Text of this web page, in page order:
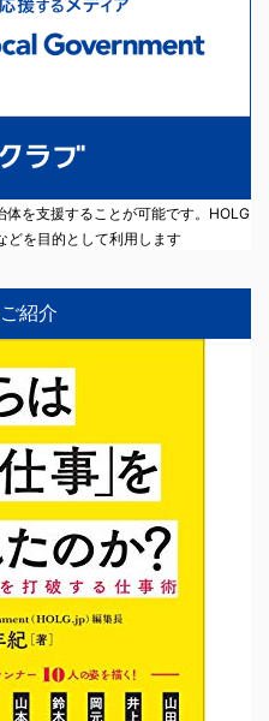
を支援することが可能です。HOLG
どを目的として利用します
紹介